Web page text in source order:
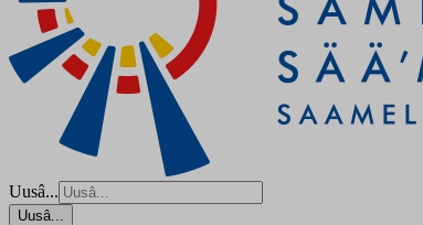
Uusâ...
Uusâ...